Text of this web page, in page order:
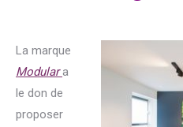
La marque
Modular a
le don de
proposer